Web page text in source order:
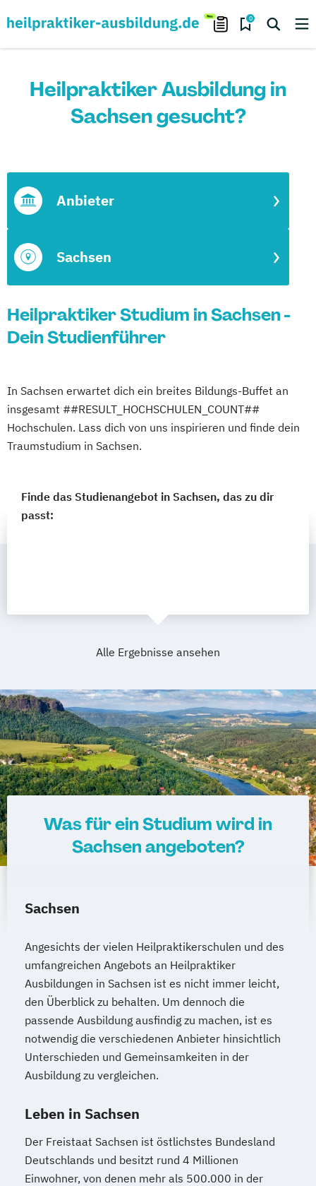
0
Heilpraktiker Ausbildung in
Sachsen gesucht?
Sachsen
Anbieter
Heilpraktiker Studium in Sachsen -
Dein Studienführer
In Sachsen erwartet dich ein breites Bildungs-Buffet an
insgesamt ##RESULT_HOCHSCHULEN_COUNT##
Hochschulen. Lass dich von uns inspirieren und finde dein
Traumstudium in Sachsen.
Finde das Studienangebot in Sachsen, das zu dir
passt:
Alle Ergebnisse ansehen
Was für ein Studium wird in
Sachsen angeboten?
Sachsen
Angesichts der vielen Heilpraktikerschulen und des
umfangreichen Angebots an Heilpraktiker
Ausbildungen in Sachsen ist es nicht immer leicht,
den Überblick zu behalten. Um dennoch die
passende Ausbildung ausfindig zu machen, ist es
notwendig die verschiedenen Anbieter hinsichtlich
Unterschieden und Gemeinsamkeiten in der
Ausbildung zu vergleichen.
Leben in Sachsen
Der Freistaat Sachsen ist östlichstes Bundesland
Deutschlands und besitzt rund 4 Millionen
Einwohner, von denen mehr als 500.000 in der